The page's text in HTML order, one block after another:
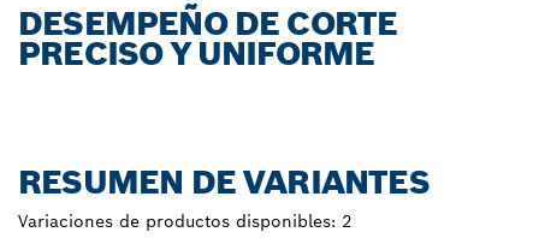
DESEMPEÑO DE CORTE
PRECISO Y UNIFORME
RESUMEN DE VARIANTES
Variaciones de productos disponibles: 2